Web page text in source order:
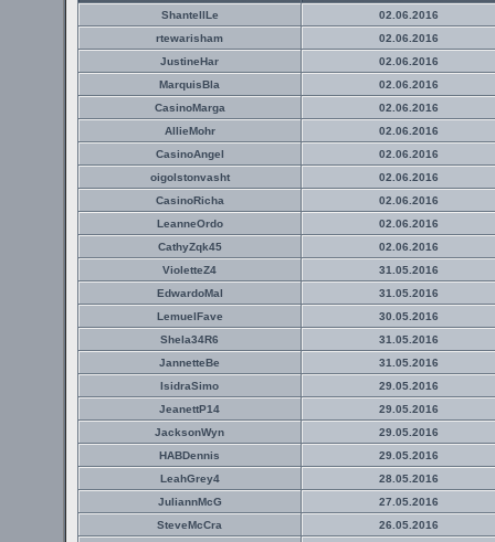
ShantellLe
02.06.2016
rtewarisham
02.06.2016
JustineHar
02.06.2016
MarquisBla
02.06.2016
CasinoMarga
02.06.2016
AllieMohr
02.06.2016
CasinoAngel
02.06.2016
oigolstonvasht
02.06.2016
CasinoRicha
02.06.2016
LeanneOrdo
02.06.2016
CathyZqk45
02.06.2016
VioletteZ4
31.05.2016
EdwardoMal
31.05.2016
LemuelFave
30.05.2016
Shela34R6
31.05.2016
JannetteBe
31.05.2016
IsidraSimo
29.05.2016
JeanettP14
29.05.2016
JacksonWyn
29.05.2016
HABDennis
29.05.2016
LeahGrey4
28.05.2016
JuliannMcG
27.05.2016
SteveMcCra
26.05.2016